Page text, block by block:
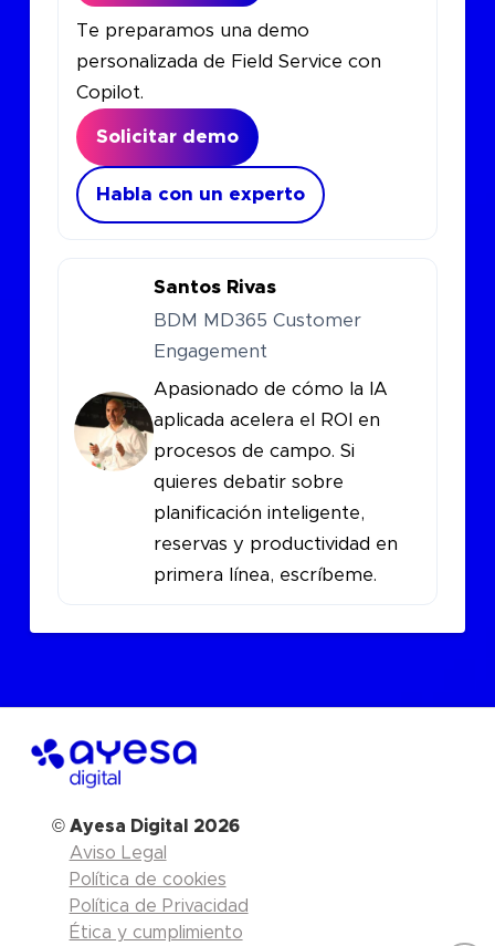
Te preparamos una demo
personalizada de Field Service con
Copilot.
Solicitar demo
Habla con un experto
Santos Rivas
BDM MD365 Customer
Engagement
Apasionado de cómo la IA
aplicada acelera el ROI en
procesos de campo. Si
quieres debatir sobre
planificación inteligente,
reservas y productividad en
primera línea, escríbeme.
© Ayesa Digital 2026
Aviso Legal
Política de cookies
Política de Privacidad
Ética y cumplimiento